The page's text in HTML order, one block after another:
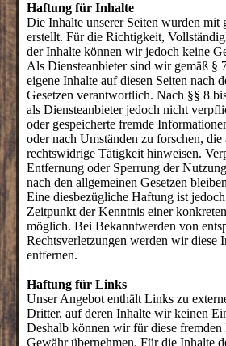
Haftung für Inhalte
Die Inhalte unserer Seiten wurden mit
erstellt. Für die Richtigkeit,
der Inhalte können wir jedoch keine
Als Diensteanbieter sind wir gemäß §
eigene Inhalte auf diesen Seiten nach
Gesetzen verantwortlich. Nach §§ 8
als Diensteanbieter jedoch nicht
oder gespeicherte fremde
oder nach Umständen zu forschen, die
rechtswidrige Tätigkeit hinweisen.
Entfernung oder Sperrung der
nach den allgemeinen Gesetzen
Eine diesbezügliche Haftung ist
Zeitpunkt der Kenntnis einer
möglich. Bei Bekanntwerden von
Rechtsverletzungen werden wir diese
entfernen.
Haftung für Links
Unser Angebot enthält Links zu
Dritter, auf deren Inhalte wir keinen
Deshalb können wir für diese fremden
Gewähr übernehmen. Für die Inhalte